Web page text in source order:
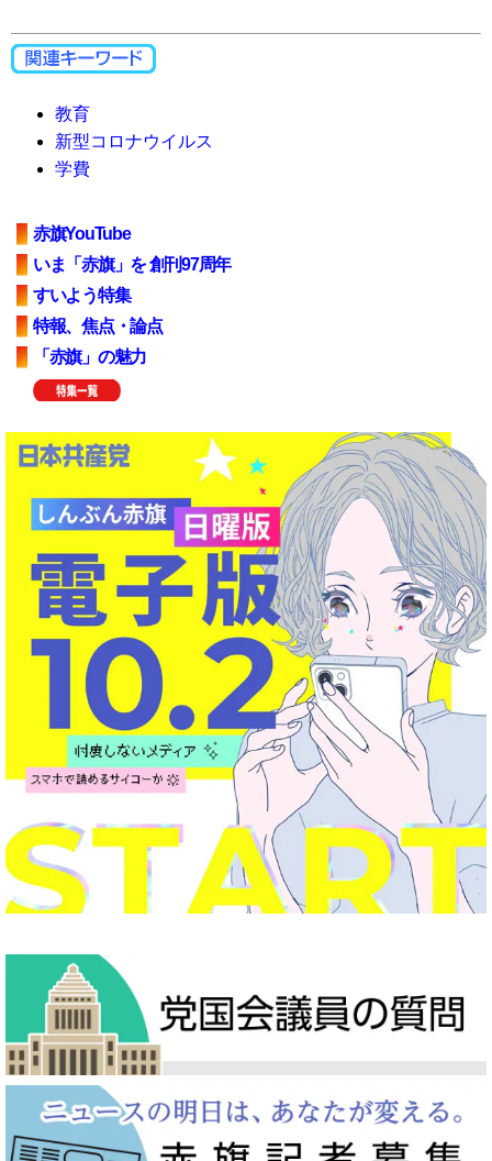
教育
新型コロナウイルス
学費
赤旗YouTube
いま「赤旗」を 創刊97周年
すいよう特集
特報、焦点・論点
「赤旗」の魅力